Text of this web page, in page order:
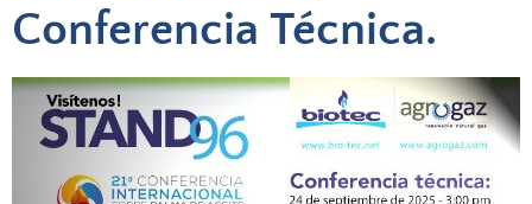
Conferencia Técnica.